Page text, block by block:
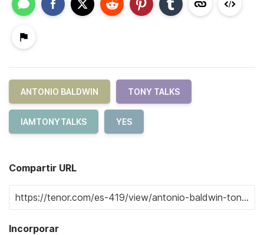
ANTONIO BALDWIN TONY TALKS
IAMTONYTALKS YES
Compartir URL
Incorporar